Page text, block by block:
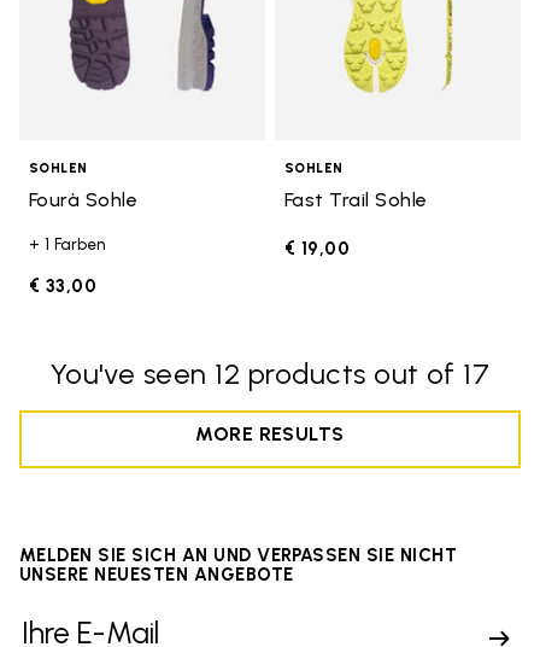
SOHLEN
Fourà Sohle
+ 1 Farben
€ 33,00
SOHLEN
Fast Trail Sohle
€ 19,00
You've seen 12 products out of 17
MORE RESULTS
MELDEN SIE SICH AN UND VERPASSEN SIE NICHT
UNSERE NEUESTEN ANGEBOTE